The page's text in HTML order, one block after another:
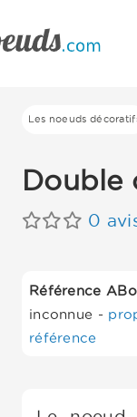
Les noeuds
Double
0
Référence
inconnue -
référence